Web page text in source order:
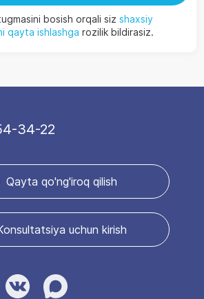
bosish orqali siz shaxsiy
qayta ishlashga rozilik bildirasiz.
34-22
Qayta qo'ng'iroq qilish
uchun kirish